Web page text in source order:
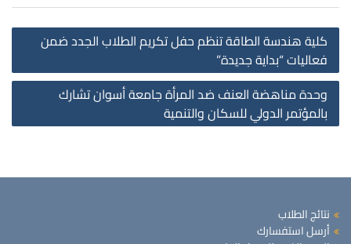
كلية هندسة الطاقة تنظم حفل تكريم الطلاب الجدد ضمن
فعاليات “بداية جديدة”
وحدة مناهضة العنف ضد المرأة جامعة أسوان تشارك
بالمؤتمر الدولي للسكان والتنمية
نتائج الطلاب
أرسل استفسارك